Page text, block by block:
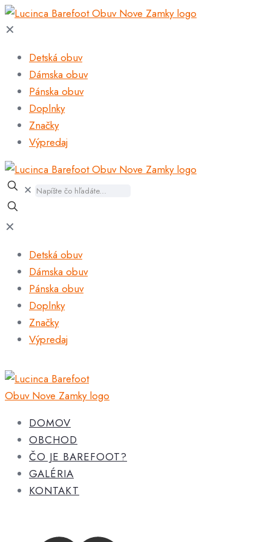
✕
Detská obuv
Dámska obuv
Pánska obuv
Doplnky
Značky
Výpredaj
✕
✕
Detská obuv
Dámska obuv
Pánska obuv
Doplnky
Značky
Výpredaj
DOMOV
OBCHOD
ČO JE BAREFOOT?
GALÉRIA
KONTAKT